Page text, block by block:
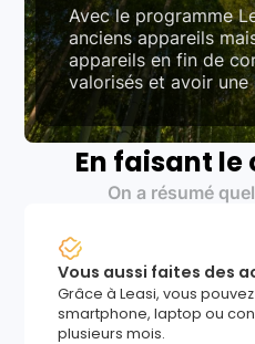
Avec le programme
anciens appareils
appareils en fin de
valorisés et avoir une
En faisant le
On a résumé
Vous aussi faites des
Grâce à Leasi, vous
smartphone, laptop ou
plusieurs mois.